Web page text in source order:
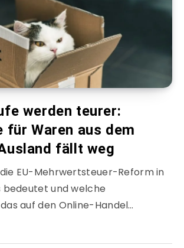
werden teurer:
für Waren aus dem
fällt weg
EU-Mehrwertsteuer-Reform in
bedeutet und welche
auf den Online-Handel…